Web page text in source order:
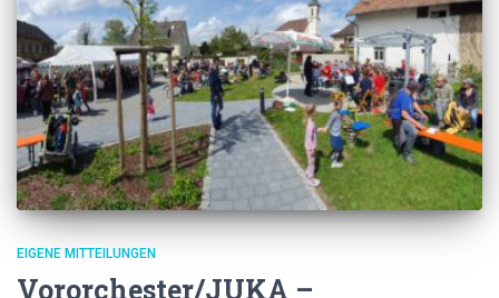
EIGENE MITTEILUNGEN
Vororchester/JUKA –